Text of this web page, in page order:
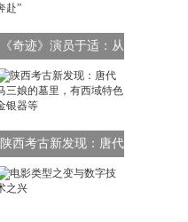
《奇迹》演员于适：从
原到荧屏，与哈扎“双
向奔赴”
陕西考古新发现：唐代
马三娘的墓里，有西域
特色金银器等